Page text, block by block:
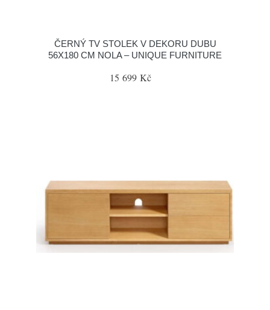
ČERNÝ TV STOLEK V DEKORU DUBU
56X180 CM NOLA – UNIQUE FURNITURE
15 699 Kč